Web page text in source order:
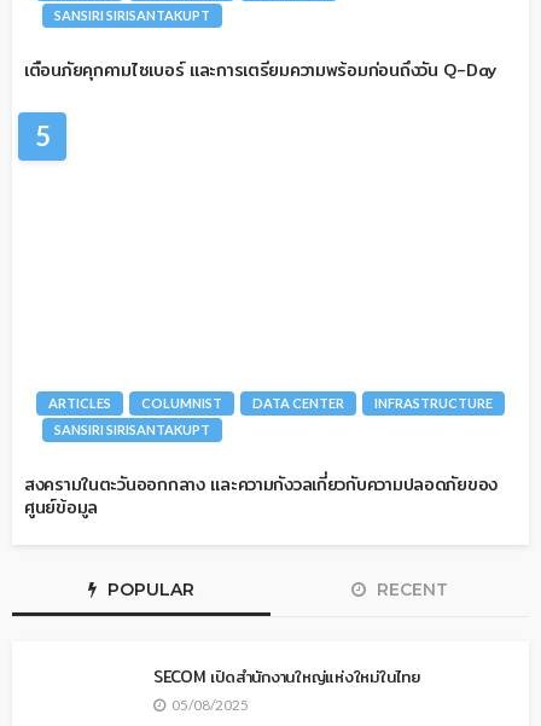
SANSIRI SIRISANTAKUPT
เตือนภัยคุกคามไซเบอร์ และการเตรียมความพร้อมก่อนถึงวัน Q-Day
5
ARTICLES COLUMNIST DATA CENTER
INFRASTRUCTURE
SANSIRI SIRISANTAKUPT
สงครามในตะวันออกกลาง และความกังวลเกี่ยวกับความปลอดภัยของ
ศูนย์ข้อมูล
POPULAR RECENT
SECOM เปิดสำนักงานใหญ่แห่งใหม่ในไทย
05/08/2025